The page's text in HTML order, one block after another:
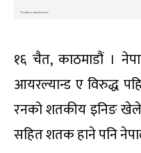
१६ चैत, काठमाडौं ।
आयरल्यान्ड ए विरुद्ध
रनको शतकीय इनिङ
सहित शतक हाने पनि